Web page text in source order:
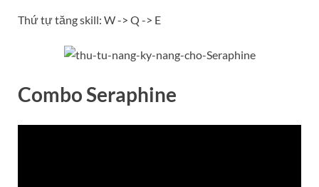
Thứ tự tăng skill: W -> Q -> E
ComboSeraphine